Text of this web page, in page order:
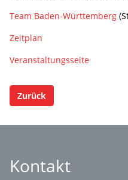
Team Baden-Württemberg
Zeitplan
Veranstaltungsseite
Zurück
Kontakt